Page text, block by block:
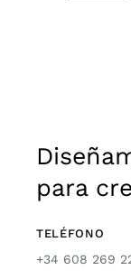
para
TELÉFONO
+34 608 269